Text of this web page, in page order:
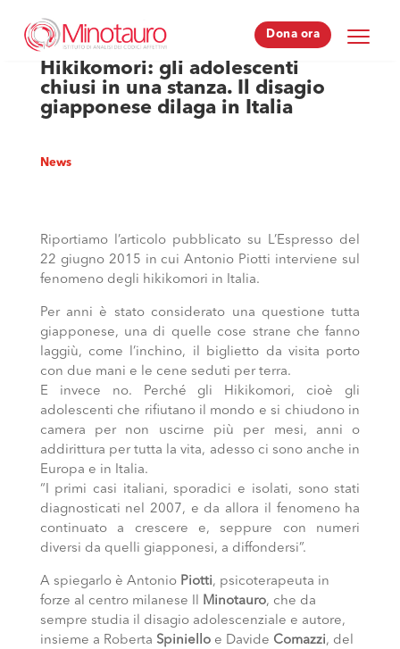
Dona ora
Dona ora
Hikikomori: gli adolescenti
chiusi in una stanza. Il disagio
giapponese dilaga in Italia
News
Riportiamo l’articolo pubblicato su L’Espresso del
22 giugno 2015 in cui Antonio Piotti interviene sul
fenomeno degli hikikomori in Italia.
Per anni è stato considerato una questione tutta
giapponese, una di quelle cose strane che fanno
laggiù, come l’inchino, il biglietto da visita porto
con due mani e le cene seduti per terra.
E invece no. Perché gli Hikikomori, cioè gli
adolescenti che rifiutano il mondo e si chiudono in
camera per non uscirne più per mesi, anni o
addirittura per tutta la vita, adesso ci sono anche in
Europa e in Italia.
“I primi casi italiani, sporadici e isolati, sono stati
diagnosticati nel 2007, e da allora il fenomeno ha
continuato a crescere e, seppure con numeri
diversi da quelli giapponesi, a diffondersi”.
A spiegarlo è Antonio Piotti, psicoterapeuta in
forze al centro milanese Il Minotauro, che da
sempre studia il disagio adolescenziale e autore,
insieme a Roberta Spinielloe Davide Comazzi, del